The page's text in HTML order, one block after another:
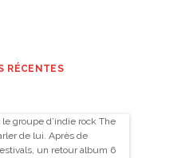
RÉCENTES
groupe d’indie rock The
de lui. Après de
un retour album 6